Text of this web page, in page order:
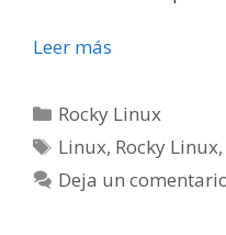
Leer más
Categorías
Rocky Linux
Etiquetas
Linux, Rocky Linux,
Deja un